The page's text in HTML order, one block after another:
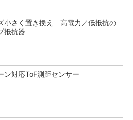
小さく置き換え 高電力／低抵抗の
抵抗器
ン対応ToF測距センサー